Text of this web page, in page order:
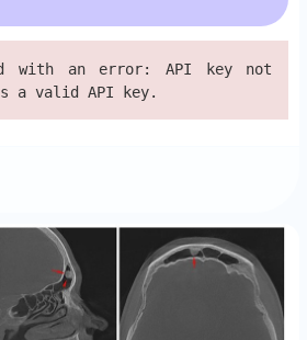
with an error: API key not
a valid API key.